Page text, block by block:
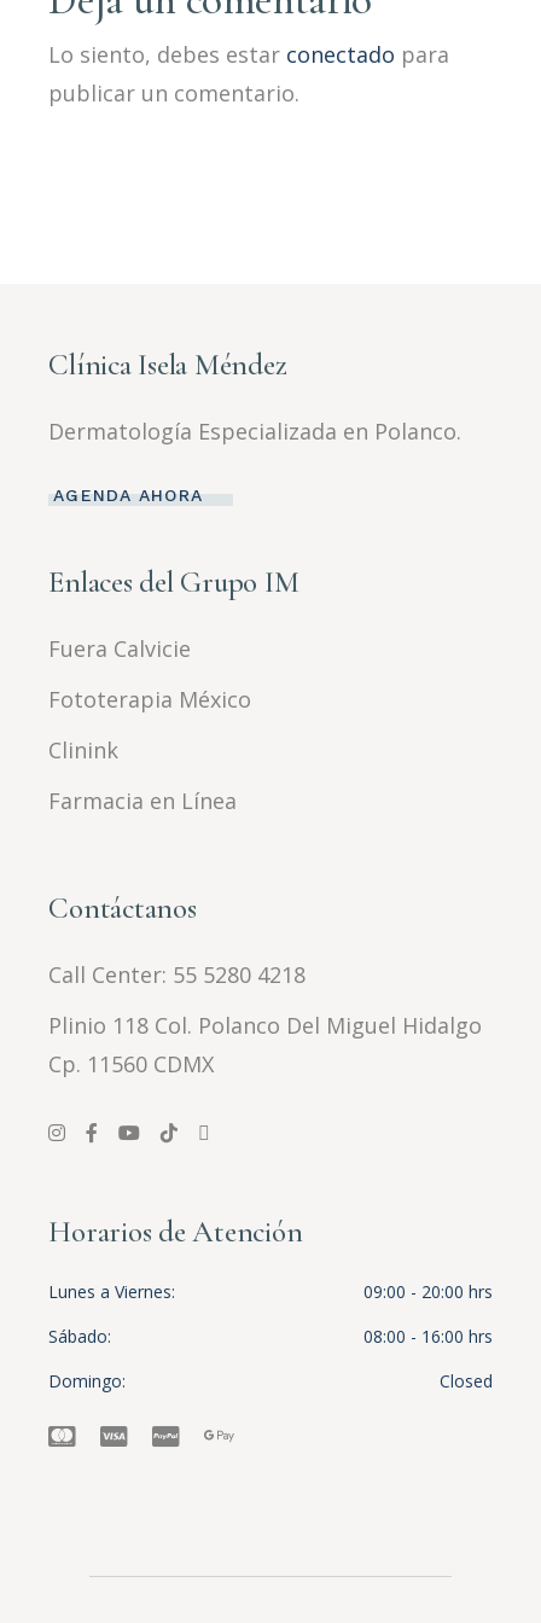
Lo siento, debes estar conectado para
publicar un comentario.
Clínica Isela Méndez
Dermatología Especializada en Polanco.
AGENDA AHORA
Enlaces del Grupo IM
Fuera Calvicie
Fototerapia México
Clinink
Farmacia en Línea
Contáctanos
Call Center: 55 5280 4218
Plinio 118 Col. Polanco Del Miguel Hidalgo
Cp. 11560 CDMX
Horarios de Atención
Lunes a Viernes
09:00 - 20:00 hrs
Sábado
08:00 - 16:00 hrs
Domingo
Closed